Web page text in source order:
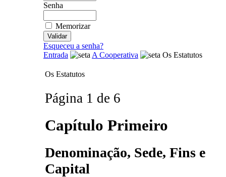
Senha
Memorizar
Esqueceu a senha?
Entrada
A Cooperativa Os Estatutos
Os Estatutos
Página 1 de 6
Capítulo Primeiro
Denominação, Sede, Fins e
Capital